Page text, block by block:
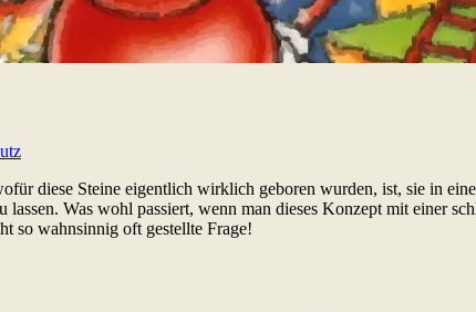
diese Steine eigentlich wirklich geboren wurden, ist, sie in
lassen. Was wohl passiert, wenn man dieses Konzept mit einer
so wahnsinnig oft gestellte Frage!